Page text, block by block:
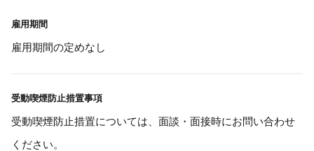
雇用期間
雇用期間の定めなし
受動喫煙防止措置事項
受動喫煙防止措置については、面談・面接時にお問い合わせ
ください。